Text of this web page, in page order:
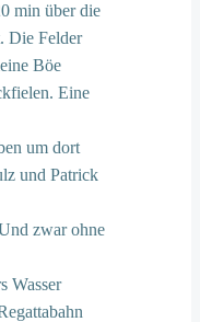
min über die
Die Felder
Böe
Eine
um dort
und Patrick
zwar ohne
Wasser